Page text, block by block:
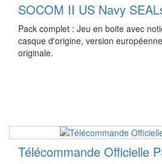
SOCOM II US Navy
Pack complet : Jeu en boite avec
casque d'origine, version
originale.
Télécommande Officielle